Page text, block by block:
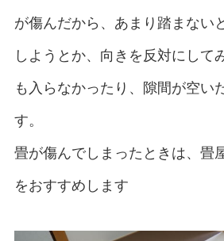
が傷んだから、あまり踏まない
しようとか、向きを反対にして
も入らなかったり、隙間が空い
す。
畳が傷んでしまったときは、畳
をおすすめします